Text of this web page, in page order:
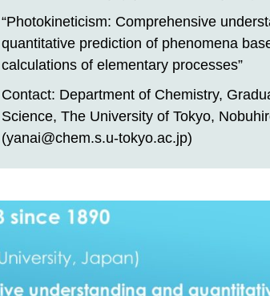
“Photokineticism: Comprehensive
quantitative prediction of phenomena
calculations of elementary processes”
Contact: Department of Chemistry,
Science, The University of Tokyo,
(yanai@chem.s.u-tokyo.ac.jp)